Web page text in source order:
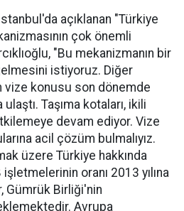
açıklanan "Türkiye
çok önemli
"Bu mekanizmanın bir
istiyoruz. Diğer
vize konusu son dönemde
Taşıma kotaları, ikili
devam ediyor. Vize
acil çözüm bulmalıyız.
üzere Türkiye hakkında
oranı 2013 yılına
Gümrük Birliği'nin
Avrupa